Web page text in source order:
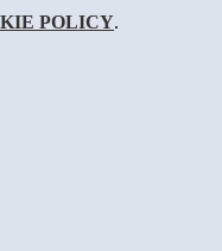
POLICY.